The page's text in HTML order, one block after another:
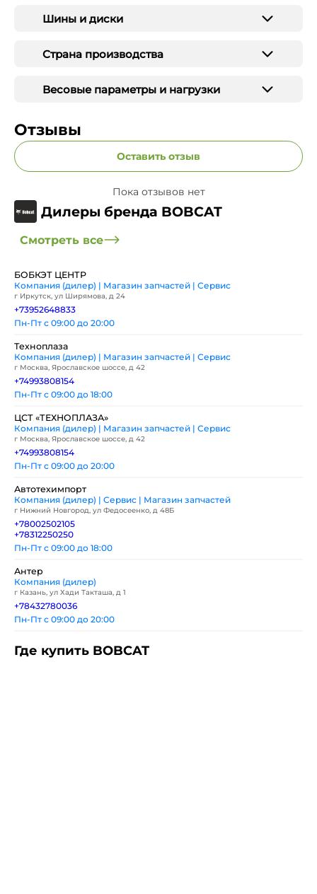
Шины и диски
Страна производства
Весовые параметры и нагрузки
Отзывы
Оставить отзыв
Пока отзывов нет
Дилеры бренда BOBCAT
Смотреть все
БОБКЭТ ЦЕНТР
Компания (дилер) | Магазин запчастей | Сервис
г Иркутск, ул Ширямова, д 24
+73952648833
Пн-Пт с 09:00 до 20:00
Техноплаза
Компания (дилер) | Магазин запчастей | Сервис
г Москва, Ярославское шоссе, д 42
+74993808154
Пн-Пт с 09:00 до 18:00
ЦСТ «ТЕХНОПЛАЗА»
Компания (дилер) | Магазин запчастей | Сервис
г Москва, Ярославское шоссе, д 42
+74993808154
Пн-Пт с 09:00 до 20:00
Автотехимпорт
Компания (дилер) | Сервис | Магазин запчастей
г Нижний Новгород, ул Федосеенко, д 48Б
+78002502105
+78312250250
Пн-Пт с 09:00 до 18:00
Антер
Компания (дилер)
г Казань, ул Хади Такташа, д 1
+78432780036
Пн-Пт с 09:00 до 20:00
Где купить BOBCAT